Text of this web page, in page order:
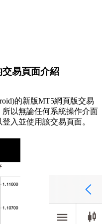
易頁面介紹
的新版MT5網頁版交易
以無論任何系統操作介面
入並使用該交易頁面。